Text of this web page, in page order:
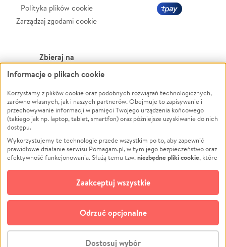
Polityka plików cookie
Zarządzaj zgodami cookie
Zbieraj na
Leczenie
Zwierzęta
Pożar
Ukraina
Pomoc Finansowa
Projekty
Pogrzeb
Społeczność lokalna
Kultura
Powódź
Wichura
NGO
Edukacja
Podróż
Impreza
Ochrona środowiska
Biznes
© CROWDING SP. Z O.O.
Informacje o plikach cookie
Korzystamy z plików cookie oraz podobnych rozwiązań technologicznych,
zarówno własnych, jak i naszych partnerów. Obejmuje to zapisywanie i
przechowywanie informacji w pamięci Twojego urządzenia końcowego
(takiego jak np. laptop, tablet, smartfon) oraz późniejsze uzyskiwanie do nich
dostępu.
Wykorzystujemy te technologie przede wszystkim po to, aby zapewnić
prawidłowe działanie serwisu Pomagam.pl, w tym jego bezpieczeństwo oraz
efektywność funkcjonowania. Służą temu tzw.niezbędne pliki cookie, które
opcjonalnych plików cookie
technologii do celów analitycznych i retargetingowych. Możesz wyrazić
zgodę na ich stosowanie lub jej odmówić. W dowolnym momencie masz
możliwość zmiany swoich preferencji na stronie „Zarządzaj zgodami cookie”,
do której link znajdziesz w stopce serwisu Pomagam.pl. Opcjonalne pliki
cookie wykorzystywane są w następujących celach:
działanie serwisu Pomagam.pl. Dzięki nim możemy zrozumieć, jak
Dostosuj wybór
Odrzuć opcjonalne
Zaakceptuj wszystkie